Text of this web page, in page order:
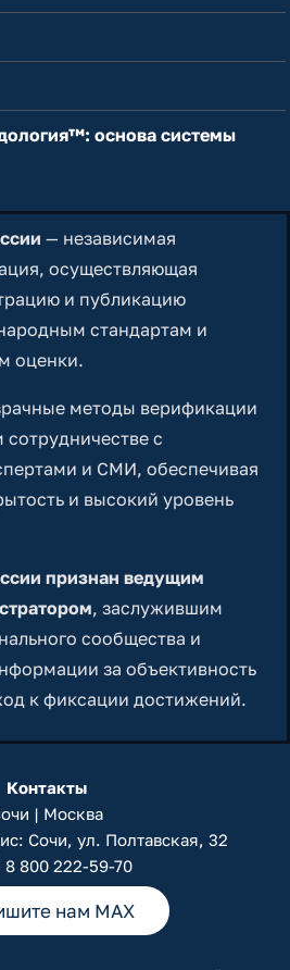
основа системы
— независимая
осуществляющая
и публикацию
стандартам и
оценки.
методы верификации
с
и СМИ, обеспечивая
и высокий уровень
признан ведущим
, заслужившим
сообщества и
за объективность
к фиксации достижений.
Контакты
| Москва
Сочи, ул. Полтавская, 32
8 800 222-59-70
нам MAX